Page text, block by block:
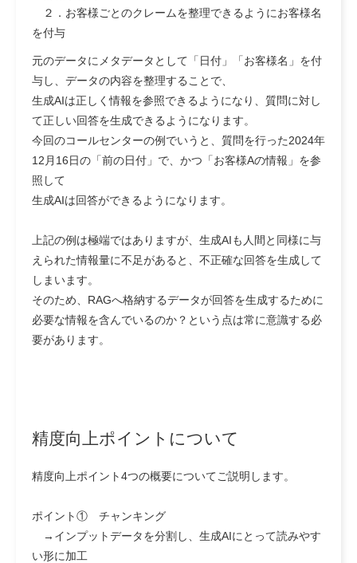
２．お客様ごとのクレームを整理できるようにお客様名
を付与
元のデータにメタデータとして「日付」「お客様名」を付
与し、データの内容を整理することで、
生成AIは正しく情報を参照できるようになり、質問に対し
て正しい回答を生成できるようになります。
今回のコールセンターの例でいうと、質問を行った2024年
12月16日の「前の日付」で、かつ「お客様Aの情報」を参
照して
生成AIは回答ができるようになります。
上記の例は極端ではありますが、生成AIも人間と同様に与
えられた情報量に不足があると、不正確な回答を生成して
しまいます。
そのため、RAGへ格納するデータが回答を生成するために
必要な情報を含んでいるのか？という点は常に意識する必
要があります。
精度向上ポイントについて
精度向上ポイント4つの概要についてご説明します。
ポイント① チャンキング
→インプットデータを分割し、生成AIにとって読みやす
い形に加工